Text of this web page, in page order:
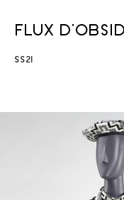
FLUX
SS21